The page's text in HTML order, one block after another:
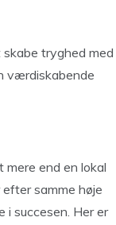
tryghed med
værdiskabende
mere end en lokal
samme høje
i succesen. Her er